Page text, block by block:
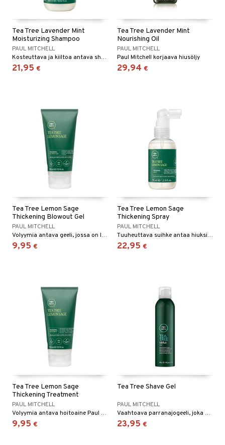
Tea Tree Lavender Mint
Moisturizing Shampoo
PAUL MITCHELL
Kosteuttava ja kiiltoa antava shampoo kaikille hiustyypeille.
21,95 €
Tea Tree Lavender Mint
Nourishing Oil
PAUL MITCHELL
Paul Mitchell korjaava hiusöljy
29,94 €
Tea Tree Lemon Sage
Thickening Blowout Gel
PAUL MITCHELL
Volyymia antava geeli, jossa on lämpösuoja, Paul Mitchelliltä
9,95 €
Tea Tree Lemon Sage
Thickening Spray
PAUL MITCHELL
Tuuheuttava suihke antaa hiuksiin täyteläisyyttä ja UV-suojan.
22,95 €
Tea Tree Lemon Sage
Thickening Treatment
PAUL MITCHELL
Volyymia antava hoitoaine Paul Mitchelliltä
9,95 €
Tea Tree Shave Gel
PAUL MITCHELL
Vaahtoava parranajogeeli, joka kosteuttaa ja suojaa ihoa parranajon yhteydessä.
23,95 €